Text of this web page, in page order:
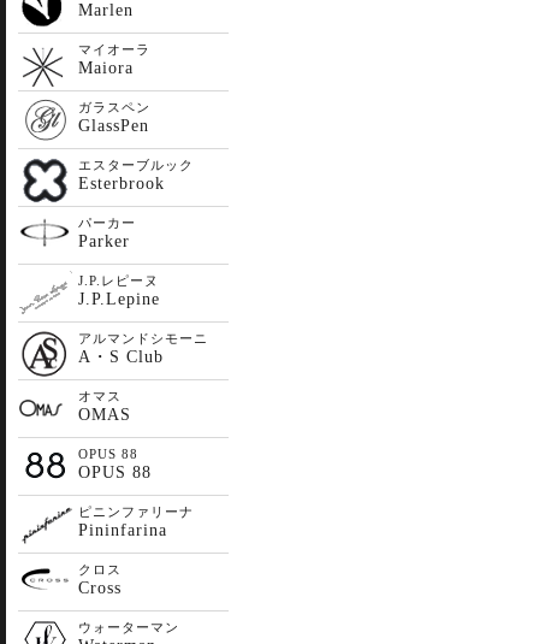
Marlen
マイオーラ
Maiora
ガラスペン
GlassPen
エスターブルック
Esterbrook
パーカー
Parker
J.P.レピーヌ
J.P.Lepine
アルマンドシモーニ
A・S Club
オマス
OMAS
OPUS 88
OPUS 88
ピニンファリーナ
Pininfarina
クロス
Cross
ウォーターマン